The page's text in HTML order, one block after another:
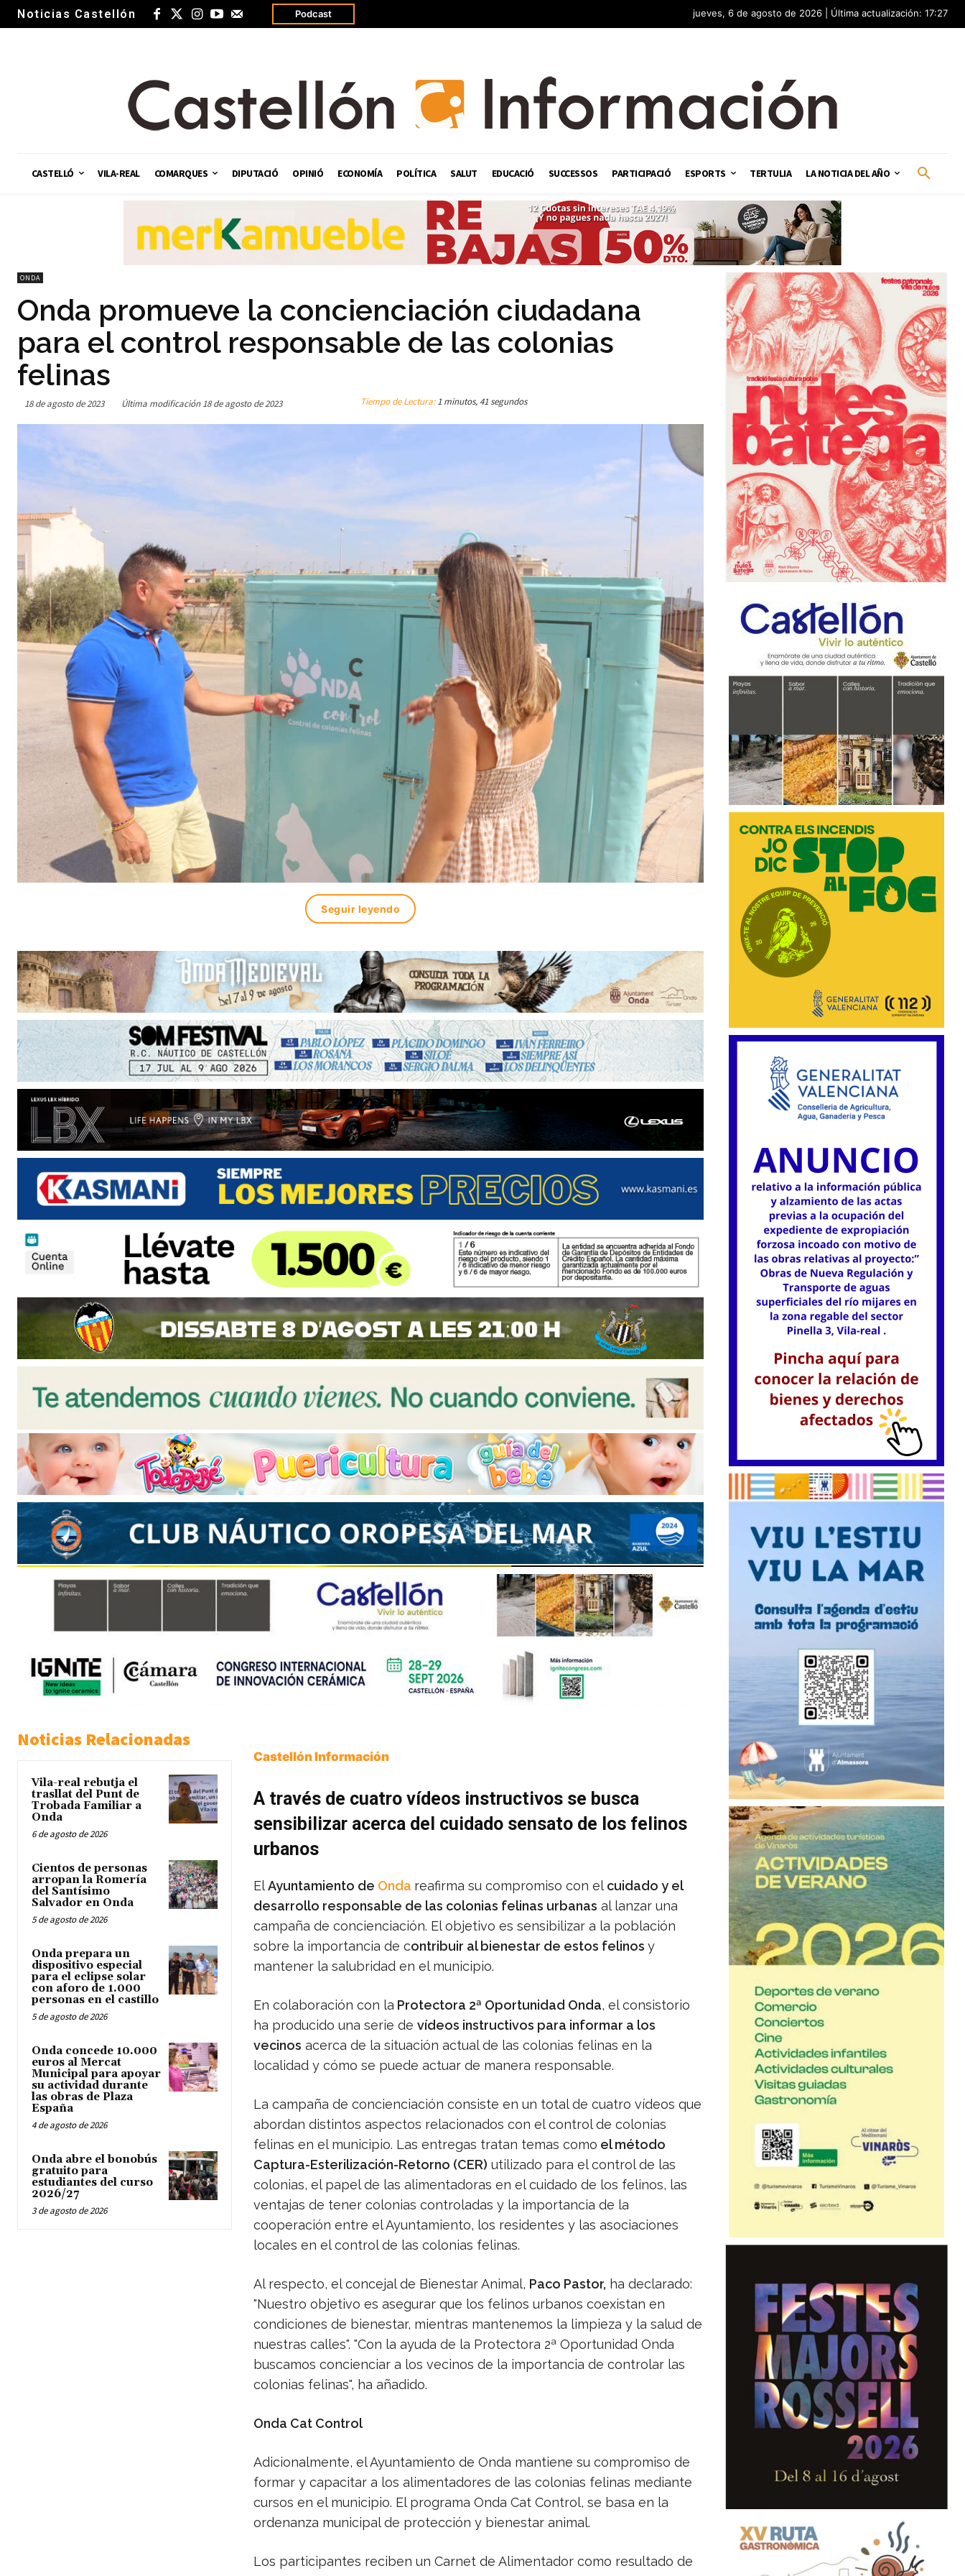
Noticias Castellón Podcast jueves, 6 de agosto de 2026 | Última actualización: 17:27
CASTELLÓ VILA-REAL COMARQUES DIPUTACIÓ OPINIÓ ECONOMÍA POLÍTICA SALUT EDUCACIÓ SUCCESSOS PARTICIPACIÓ ESPORTS TERTULIA LA NOTICIA DEL AÑO
ONDA
Onda promueve la concienciación ciudadana
para el control responsable de las colonias
felinas
18 de agosto de 2023 Última modificación 18 de agosto de 2023 Tiempo de Lectura:1 minutos, 41 segundos
Seguir leyendo
Noticias Relacionadas
Vila-real rebutja el
trasllat del Punt de
Trobada Familiar a
Onda
6 de agosto de 2026
Cientos de personas
arropan la Romería
del Santísimo
Salvador en Onda
5 de agosto de 2026
Onda prepara un
dispositivo especial
para el eclipse solar
con aforo de 1.000
personas en el castillo
5 de agosto de 2026
Onda concede 10.000
euros al Mercat
Municipal para apoyar
su actividad durante
las obras de Plaza
España
4 de agosto de 2026
Onda abre el bonobús
gratuito para
estudiantes del curso
2026/27
3 de agosto de 2026
Castellón Información
A través de cuatro vídeos instructivos se busca
sensibilizar acerca del cuidado sensato de los felinos
urbanos
ElAyuntamiento de Onda reafirma su compromiso con elcuidado y el
desarrollo responsable de las colonias felinas urbanas al lanzar una
campaña de concienciación. El objetivo es sensibilizar a la población
sobre la importancia de contribuir al bienestar de estos felinos y
mantener la salubridad en el municipio.
En colaboración con la Protectora 2ª Oportunidad Onda, el consistorio
ha producido una serie de vídeos instructivos para informar a los
vecinos acerca de la situación actual de las colonias felinas en la
localidad y cómo se puede actuar de manera responsable.
La campaña de concienciación consiste en un total de cuatro vídeos que
abordan distintos aspectos relacionados con el control de colonias
felinas en el municipio. Las entregas tratan temas como el método
Captura-Esterilización-Retorno (CER) utilizado para el control de las
colonias, el papel de las alimentadoras en el cuidado de los felinos, las
ventajas de tener colonias controladas y la importancia de la
cooperación entre el Ayuntamiento, los residentes y las asociaciones
locales en el control de las colonias felinas.
Al respecto, el concejal de Bienestar Animal, Paco Pastor, ha declarado:
"Nuestro objetivo es asegurar que los felinos urbanos coexistan en
condiciones de bienestar, mientras mantenemos la limpieza y la salud de
nuestras calles". "Con la ayuda de la Protectora 2ª Oportunidad Onda
buscamos concienciar a los vecinos de la importancia de controlar las
colonias felinas", ha añadido.
Onda Cat Control
Adicionalmente, el Ayuntamiento de Onda mantiene su compromiso de
formar y capacitar a los alimentadores de las colonias felinas mediante
cursos en el municipio. El programa Onda Cat Control, se basa en la
ordenanza municipal de protección y bienestar animal.
Los participantes reciben un Carnet de Alimentador como resultado de